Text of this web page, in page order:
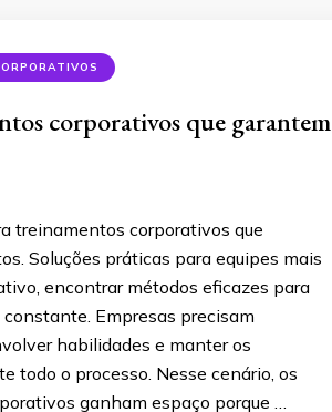
corporativos que garantem
treinamentos corporativos que
Soluções práticas para equipes mais
encontrar métodos eficazes para
Empresas precisam
habilidades e manter os
todo o processo. Nesse cenário, os
ganham espaço porque …